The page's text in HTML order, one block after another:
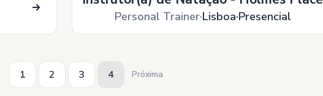
Personal Trainer Lisboa Presencial
1 2 3 4 Próxima